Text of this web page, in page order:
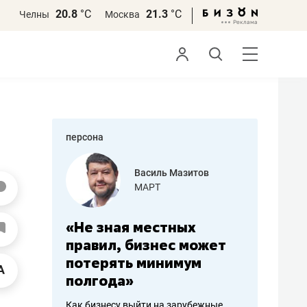
Челны 20.8 °С Москва 21.3 °С
персона
работа
Василь Мазитов
МАРТ
«Не зная местных
правил, бизнес может
потерять минимум
полгода»